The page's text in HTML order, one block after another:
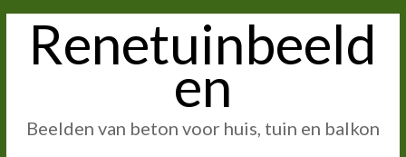
inhoudRenetuinbeeld
en
Beelden van beton voor huis, tuin en balkon